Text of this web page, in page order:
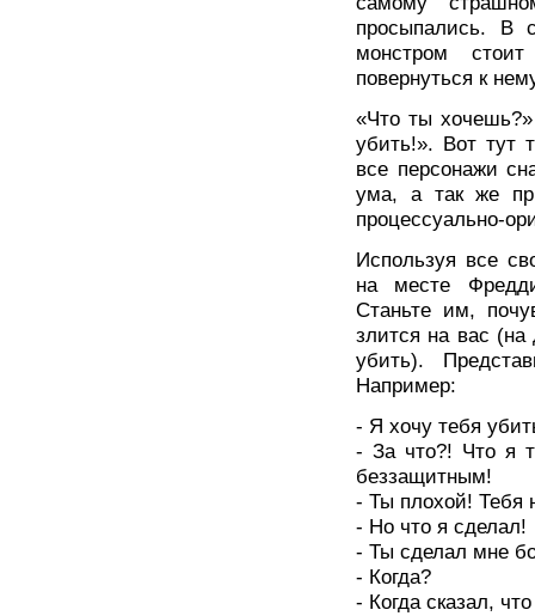
просыпались. В
монстром
повернуться к
«Что ты
убить!». Вот тут
все персонажи
ума, а так же
процессуально-
Используя все
на месте
Станьте им,
злится на вас (на
убить).
Например:
- Я хочу тебя
- За что?! Что я
беззащитным!
- Ты плохой! Тебя
- Но что я сделал!
- Ты сделал мне
- Когда?
- Когда сказал,